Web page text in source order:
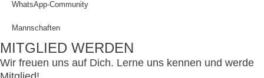
WhatsApp-Community
Mannschaften
MITGLIED WERDEN
Wir freuen uns auf Dich. Lerne uns kennen und werde